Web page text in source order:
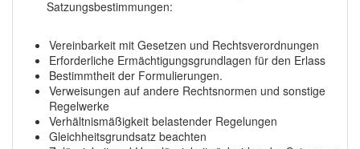
Satzungsbestimmungen:
Vereinbarkeit mit Gesetzen und Rechtsverordnungen
Erforderliche Ermächtigungsgrundlagen für den Erlass
Bestimmtheit der Formulierungen.
Verweisungen auf andere Rechtsnormen und sonstige
Regelwerke
Verhältnismäßigkeit belastender Regelungen
Gleichheitsgrundsatz beachten